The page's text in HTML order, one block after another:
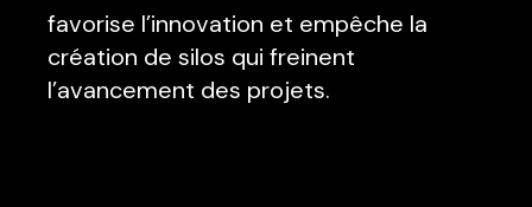
favorise l’innovation et empêche la
création de silos qui freinent
l’avancement des projets.